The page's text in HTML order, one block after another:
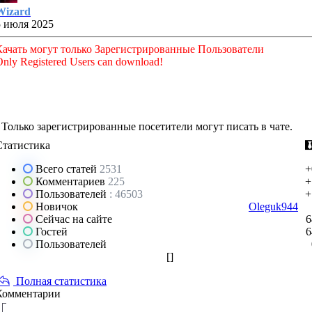
июля 2025
могут только Зарегистрированные Пользователи
Registered Users can download!
Только зарегистрированные посетители могут писать в чате.
Всего статей 2531
Комментариев 225
Пользователей : 46503
Новичок
Oleguk944
Сейчас на сайте
Гостей
Пользователей
[]
Полная статистика